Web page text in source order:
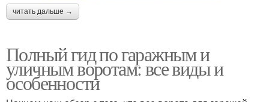
читать дальше →
Полный гид по гаражным и
уличным воротам: все виды и
особенности